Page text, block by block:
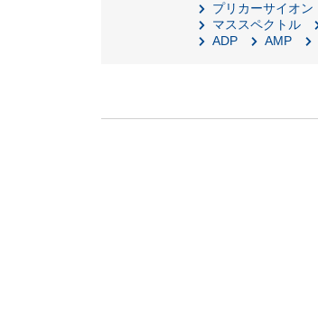
プリカーサイオン
マススペクトル
ADP
AMP